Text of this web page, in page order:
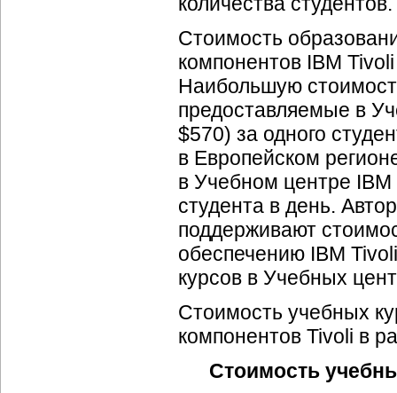
Стоимость
компонентов IBM
Наибольшую
предоставляемые в
$570) за одного
в Европейском
в Учебном центре
студента в день.
поддерживают
обеспечению IBM
курсов в Учебных
Стоимость учебных
компонентов Tivoli в
Стоимость